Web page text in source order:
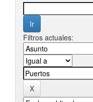
Filtros actuales: